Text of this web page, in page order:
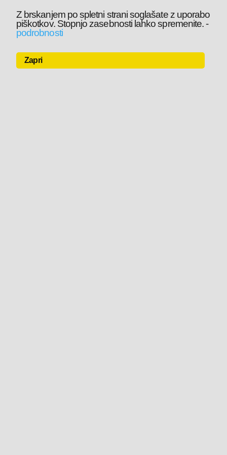
Z brskanjem po spletni strani soglašate z uporabo
piškotkov. Stopnjo zasebnosti lahko spremenite.-
podrobnosti
Zapri